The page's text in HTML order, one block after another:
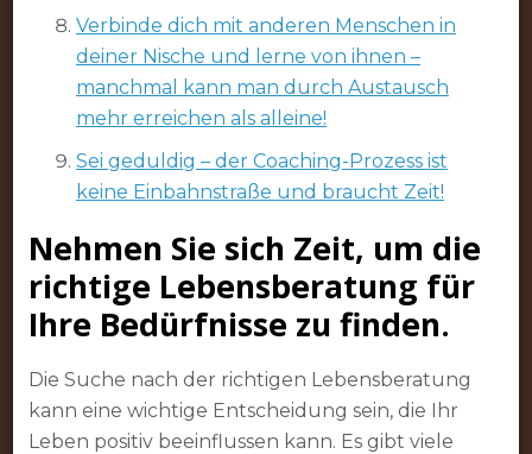
Verbinde dich mit anderen Menschen in
deiner Nische und lerne von ihnen –
manchmal kann man durch Austausch
mehr erreichen als alleine!
Sei geduldig – der Coaching-Prozess ist
keine Einbahnstraße und braucht Zeit!
Nehmen Sie sich Zeit, um die
richtige Lebensberatung für
Ihre Bedürfnisse zu finden.
Die Suche nach der richtigen Lebensberatung
kann eine wichtige Entscheidung sein, die Ihr
Leben positiv beeinflussen kann. Es gibt viele